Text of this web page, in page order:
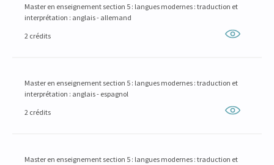
Master en enseignement section 5 : langues modernes : traduction et
interprétation : anglais - allemand
2 crédits
Master en enseignement section 5 : langues modernes : traduction et
interprétation : anglais - espagnol
2 crédits
Master en enseignement section 5 : langues modernes : traduction et